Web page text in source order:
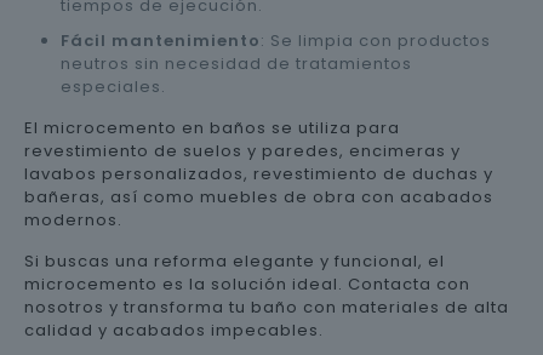
tiempos de ejecución.
Fácil mantenimiento: Se limpia con productos
neutros sin necesidad de tratamientos
especiales.
El microcemento en baños se utiliza para
revestimiento de suelos y paredes, encimeras y
lavabos personalizados, revestimiento de duchas y
bañeras, así como muebles de obra con acabados
modernos.
Si buscas una reforma elegante y funcional, el
microcemento es la solución ideal. Contacta con
nosotros y transforma tu baño con materiales de alta
calidad y acabados impecables.